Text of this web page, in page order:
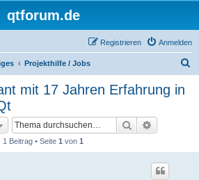
qtforum.de
Anmelden
Registrieren
Projekthilfe / Jobs
mit 17 Jahren Erfahrung in
Suche
1 Beitrag • Seite 1 von 1